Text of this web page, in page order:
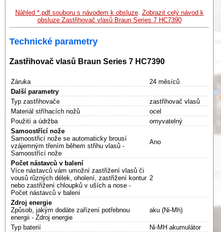
Náhled *.pdf souboru s návodem k obsluze. Zobrazit celý návod k
obsluze Zastřihovač vlasů Braun Series 7 HC7390
Technické parametry
Zastřihovač vlasů Braun Series 7 HC7390
Záruka
24 měsíců
Další parametry
Typ zastřihovače
zastřihovač vlasů
Materiál stříhacích nožů
ocel
Použití a údržba
omyvatelný
Samoostřící nože
Samoostřicí nože se automaticky brousí
vzájemným třením během střihu vlasů -
Samoostřící nože
Ano
Počet nástavců v balení
Více nástavců vám umožní zastřižení vlasů či
vousů různých délek, oholení, zastřižení kontur
nebo zastřižení chloupků v uších a nose -
Počet nástavců v balení
2
Zdroj energie
Způsob, jakým dodáte zařízení potřebnou
energii - Zdroj energie
aku (Ni-Mh)
Typ baterií
Ni-MH akumulátor